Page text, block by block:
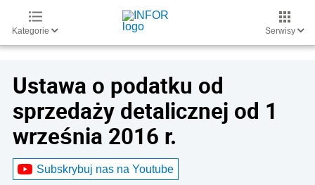
Kategorie Serwisy
Ustawa o podatku od
sprzedaży detalicznej od 1
września 2016 r.
Subskrybuj nas na Youtube